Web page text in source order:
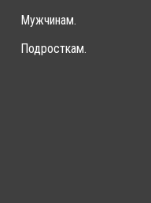
Мужчинам.
Подросткам.